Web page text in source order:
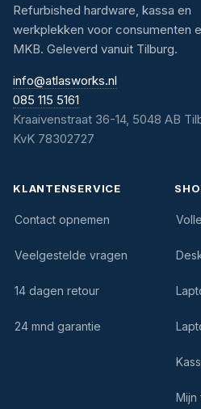
Refurbished hardware, kassa en
werkplekken voor consumenten
MKB. Geleverd vanuit Tilburg.
info@atlasworks.nl
085 115 5161
Kraaivenstraat 36-14, 5048 AB
KvK 78302727
KLANTENSERVICE
Contact opnemen
Veelgestelde vragen
14 dagen retour
24 mnd garantie
Mijn